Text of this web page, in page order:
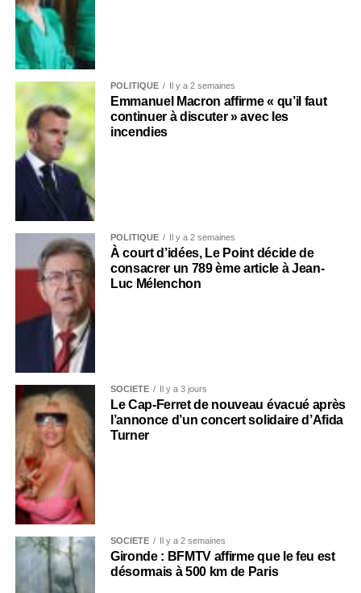
POLITIQUE Il y a 2 semaines
Emmanuel Macron affirme « qu’il faut
continuer à discuter » avec les
incendies
POLITIQUE Il y a 2 semaines
À court d’idées, Le Point décide de
consacrer un 789 ème article à Jean-
Luc Mélenchon
SOCIÉTÉ Il y a 3 jours
Le Cap-Ferret de nouveau évacué après
l’annonce d’un concert solidaire d’Afida
Turner
SOCIÉTÉ Il y a 2 semaines
Gironde : BFMTV affirme que le feu est
désormais à 500 km de Paris